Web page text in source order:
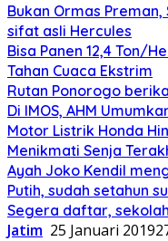
Bukan Ormas Preman,
sifat asli Hercules
Bisa Panen 12,4 Ton/
Tahan Cuaca Ekstrim
Rutan Ponorogo
Di IMOS, AHM
Motor Listrik Honda
Menikmati Senja
Ayah Joko Kendil
Putih, sudah setahun
Segera daftar,
Jatim 25 Januari 2019